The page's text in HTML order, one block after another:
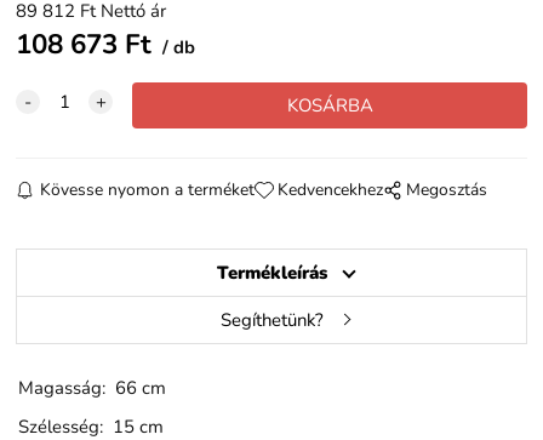
89 812 Ft Nettó ár
108 673 Ft db
Kövesse nyomon a terméket Kedvencekhez Megosztás
Termékleírás
Segíthetünk?
Magasság: 66 cm
Szélesség: 15 cm